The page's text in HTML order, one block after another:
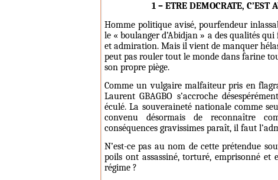
1 – ETRE DEMOCRATE, C’EST
Homme politique avisé, pourfendeur
le « boulanger d’Abidjan » a des qualités
et admiration. Mais il vient de manquer
peut pas rouler tout le monde dans farine
son propre piège.
Comme un vulgaire malfaiteur pris en
Laurent GBAGBO s’accroche
éculé. La souveraineté nationale comme
convenu désormais de reconnaître
conséquences gravissimes paraît, il faut
N’est-ce pas au nom de cette prétendue
poils ont assassiné, torturé, emprisonné et
régime ?